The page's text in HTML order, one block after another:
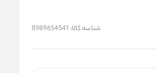
شناسه کالا: 8989654541